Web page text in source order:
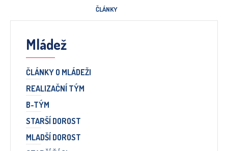
ČLÁNKY
Mládež
ČLÁNKY O MLÁDEŽI
REALIZAČNÍ TÝM
B-TÝM
STARŠÍ DOROST
MLADŠÍ DOROST